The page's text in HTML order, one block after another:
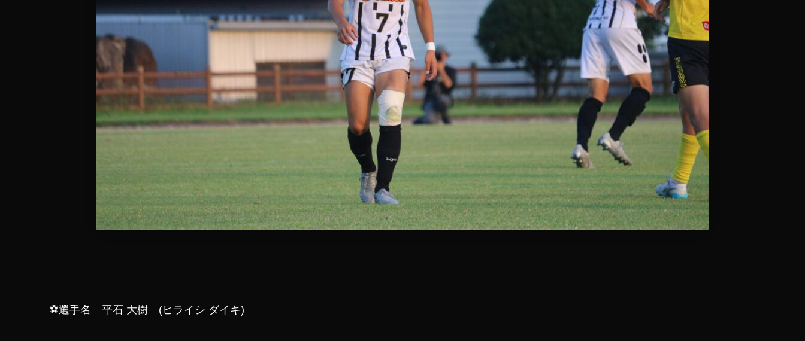
⚽選手名 平石 大樹 (ヒライシ ダイキ)